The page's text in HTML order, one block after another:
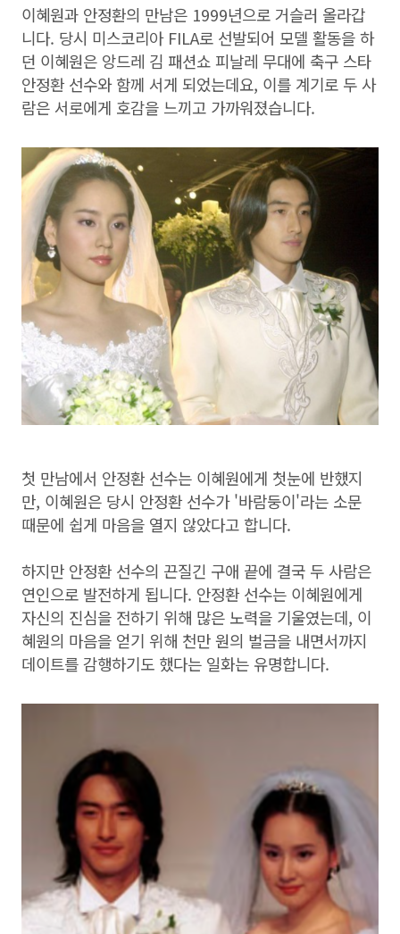
이혜원과 안정환의 만남은 1999년으로 거슬러 올라갑
니다. 당시 미스코리아 FILA로 선발되어 모델 활동을 하
던 이혜원은 앙드레 김 패션쇼 피날레 무대에 축구 스타
안정환 선수와 함께 서게 되었는데요, 이를 계기로 두 사
람은 서로에게 호감을 느끼고 가까워졌습니다.
첫 만남에서 안정환 선수는 이혜원에게 첫눈에 반했지
만, 이혜원은 당시 안정환 선수가 '바람둥이'라는 소문
때문에 쉽게 마음을 열지 않았다고 합니다.
하지만 안정환 선수의 끈질긴 구애 끝에 결국 두 사람은
연인으로 발전하게 됩니다. 안정환 선수는 이혜원에게
자신의 진심을 전하기 위해 많은 노력을 기울였는데, 이
혜원의 마음을 얻기 위해 천만 원의 벌금을 내면서까지
데이트를 감행하기도 했다는 일화는 유명합니다.